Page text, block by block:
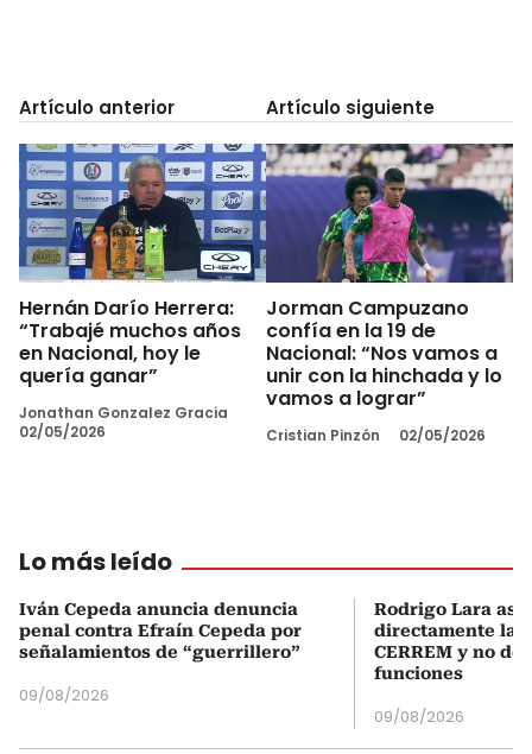
Artículo anterior
Hernán Darío Herrera:
“Trabajé muchos años
en Nacional, hoy le
quería ganar”
Jonathan Gonzalez Gracia
02/05/2026
Artículo siguiente
Jorman Campuzano
confía en la 19 de
Nacional: “Nos vamos a
unir con la hinchada y lo
vamos a lograr”
Cristian Pinzón 02/05/2026
Lo más leído
Iván Cepeda anuncia denuncia
penal contra Efraín Cepeda por
señalamientos de “guerrillero”
09/08/2026
Rodrigo Lara
directamente la
CERREM y no
funciones
09/08/2026